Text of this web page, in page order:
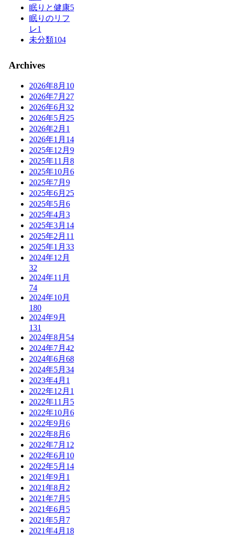
眠りと健康5
眠りのリフ
レ1
未分類104
Archives
2026年8月 10
2026年7月 27
2026年6月 32
2026年5月 25
2026年2月 1
2026年1月 14
2025年12月 9
2025年11月 8
2025年10月 6
2025年7月 9
2025年6月 25
2025年5月 6
2025年4月 3
2025年3月 14
2025年2月 11
2025年1月 33
2024年12月
32
2024年11月
74
2024年10月
180
2024年9月
131
2024年8月 54
2024年7月 42
2024年6月 68
2024年5月 34
2023年4月 1
2022年12月 1
2022年11月 5
2022年10月 6
2022年9月 6
2022年8月 6
2022年7月 12
2022年6月 10
2022年5月 14
2021年9月 1
2021年8月 2
2021年7月 5
2021年6月 5
2021年5月 7
2021年4月 18